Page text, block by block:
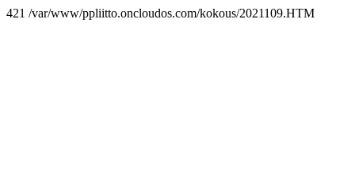
421 /var/www/ppliitto.oncloudos.com/kokous/2021109.HTM